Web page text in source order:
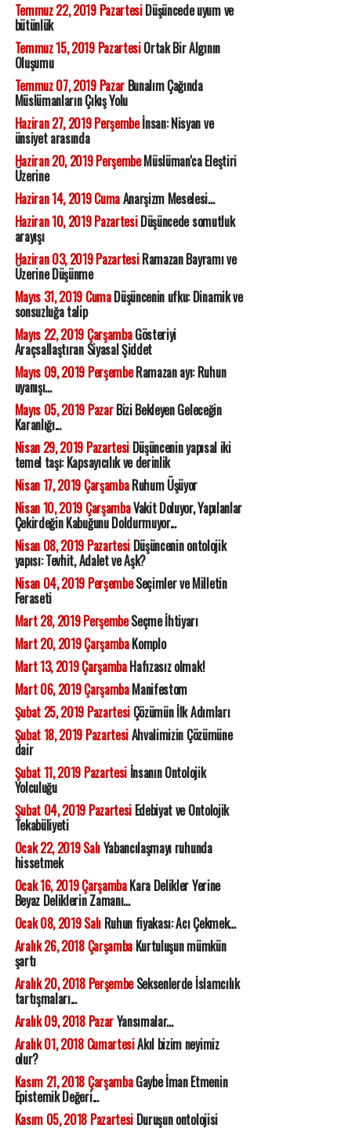
Temmuz 22, 2019 PazartesiDüşüncede uyum ve
bütünlük
Temmuz 15, 2019 PazartesiOrtak Bir Algının
Oluşumu
Temmuz 07, 2019 PazarBunalım Çağında
Müslümanların Çıkış Yolu
Haziran 27, 2019 Perşembeİnsan: Nisyan ve
ünsiyet arasında
Haziran 20, 2019 PerşembeMüslüman'ca Eleştiri
Üzerine
Haziran 14, 2019 CumaAnarşizm Meselesi...
Haziran 10, 2019 PazartesiDüşüncede somutluk
arayışı
Haziran 03, 2019 PazartesiRamazan Bayramı ve
Üzerine Düşünme
Mayıs 31, 2019 CumaDüşüncenin ufku: Dinamik ve
sonsuzluğa talip
Mayıs 22, 2019 ÇarşambaGösteriyi
Araçsallaştıran Siyasal Şiddet
Mayıs 09, 2019 PerşembeRamazan ayı: Ruhun
uyanışı...
Mayıs 05, 2019 PazarBizi Bekleyen Geleceğin
Karanlığı...
Nisan 29, 2019 PazartesiDüşüncenin yapısal iki
temel taşı: Kapsayıcılık ve derinlik
Nisan 17, 2019 ÇarşambaRuhum Üşüyor
Nisan 10, 2019 ÇarşambaVakit Doluyor, Yapılanlar
Çekirdeğin Kabuğunu Doldurmuyor...
Nisan 08, 2019 PazartesiDüşüncenin ontolojik
yapısı: Tevhit, Adalet ve Aşk?
Nisan 04, 2019 PerşembeSeçimler ve Milletin
Feraseti
Mart 28, 2019 PerşembeSeçme İhtiyarı
Mart 20, 2019 ÇarşambaKomplo
Mart 13, 2019 ÇarşambaHafızasız olmak!
Mart 06, 2019 ÇarşambaManifestom
Şubat 25, 2019 PazartesiÇözümün İlk Adımları
Şubat 18, 2019 PazartesiAhvalimizin Çözümüne
dair
Şubat 11, 2019 Pazartesiİnsanın Ontolojik
Yolculuğu
Şubat 04, 2019 PazartesiEdebiyat ve Ontolojik
Tekabüliyeti
Ocak 22, 2019 SalıYabancılaşmayı ruhunda
hissetmek
Ocak 16, 2019 ÇarşambaKara Delikler Yerine
Beyaz Deliklerin Zamanı...
Ocak 08, 2019 SalıRuhun fiyakası: Acı Çekmek...
Aralık 26, 2018 ÇarşambaKurtuluşun mümkün
şartı
Aralık 20, 2018 PerşembeSeksenlerde İslamcılık
tartışmaları...
Aralık 09, 2018 PazarYansımalar...
Aralık 01, 2018 CumartesiAkıl bizim neyimiz
olur?
Kasım 21, 2018 ÇarşambaGaybe İman Etmenin
Epistemik Değeri...
Kasım 05, 2018 PazartesiDuruşun ontolojisi